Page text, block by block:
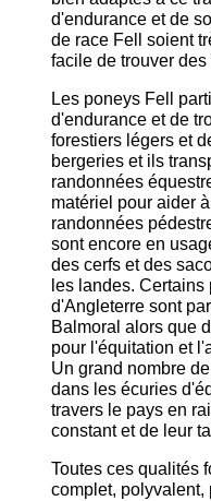
d'endurance et de
de race Fell soient
facile de trouver
Les poneys Fell
d'endurance et de
forestiers légers et
bergeries et ils
randonnées
matériel pour aider
randonnées
sont encore en
des cerfs et des
les landes.
d'Angleterre sont
Balmoral alors que
pour l'équitation et
Un grand nombre
dans les écuries
travers le pays en
constant et de leur
Toutes ces qualités
complet, polyvalent,